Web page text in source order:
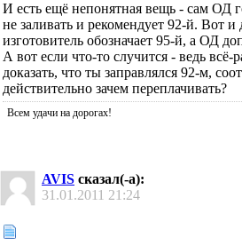
И есть ещё непонятная вещь - сам ОД
не заливать и рекомендует 92-й. Вот и
изготовитель обозначает 95-й, а ОД
А вот если что-то случится - ведь
доказать, что ты заправлялся 92-м,
действительно зачем переплачивать?
Всем удачи на дорогах!
AVIS сказал(-а):
31.01.2011 21:24